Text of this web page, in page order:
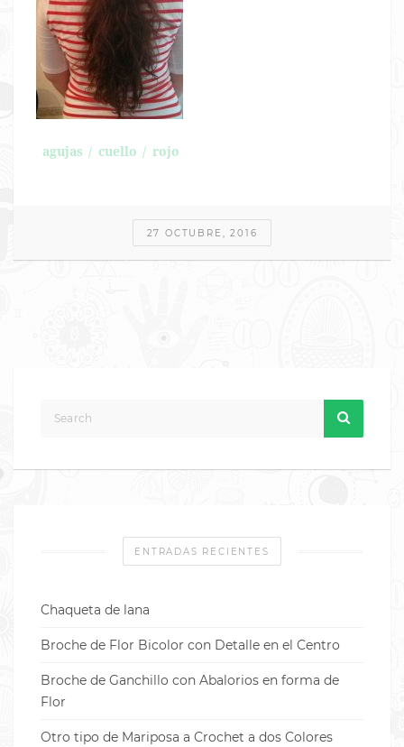
agujas cuello rojo
27 OCTUBRE, 2016
ENTRADAS RECIENTES
Chaqueta de lana
Broche de Flor Bicolor con Detalle en el Centro
Broche de Ganchillo con Abalorios en forma de
Flor
Otro tipo de Mariposa a Crochet a dos Colores